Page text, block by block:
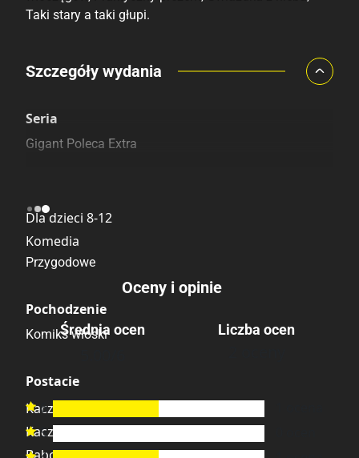
Taki stary a taki głupi.
Porównaj ceny
Szczegóły wydania
Seria
Gigant Poleca Extra
Dla dzieci 8-12
Komedia
Przygodowe
Pochodzenie
Komiks włoski
Postacie
Kaczka Daisy
Kaczor Donald
Oceny i opinie
Średnia ocen Liczba ocen
6
5